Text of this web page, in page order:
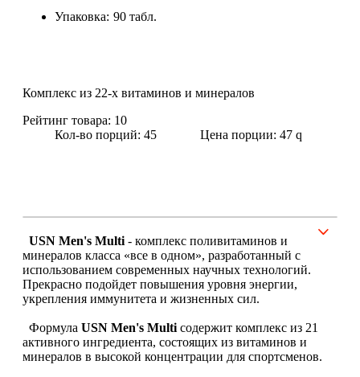
Сердце и Сосуды
Коллаген
Протеин
НАЗАД
Упаковка: 90 табл.
Комплекс из 22-х витаминов и минералов
Рейтинг товара: 10
Кол-во порций: 45
Цена порции: 47 q
USN Men's Multi - комплекс поливитаминов и
минералов класса «все в одном», разработанный с
использованием современных научных технологий.
Прекрасно подойдет повышения уровня энергии,
укрепления иммунитета и жизненных сил.
Формула USN Men's Multi содержит комплекс из 21
активного ингредиента, состоящих из витаминов и
минералов в высокой концентрации для спортсменов.